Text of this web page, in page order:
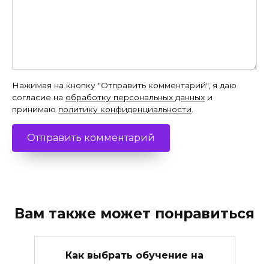
Нажимая на кнопку "Отправить комментарий", я даю
согласие на обработку персональных данных и
принимаю политику конфиденциальности.
Вам также может понравиться
Как выбрать обучение на